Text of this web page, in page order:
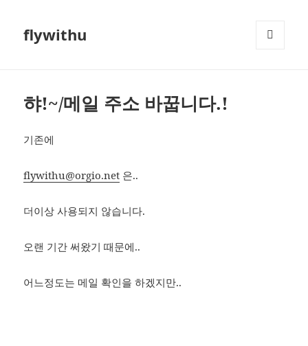
flywithu
햐!~/메일 주소 바꿉니다.!
기존에
flywithu@orgio.net 은..
더이상 사용되지 않습니다.
오랜 기간 써왔기 때문에..
어느정도는 메일 확인을 하겠지만..